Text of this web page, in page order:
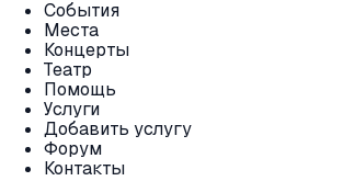
События
Места
Концерты
Театр
Помощь
Услуги
Добавить услугу
Форум
Контакты